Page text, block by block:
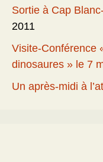
Sortie à Cap
2011
Visite-Conférence
dinosaures » le 7
Un après-midi à